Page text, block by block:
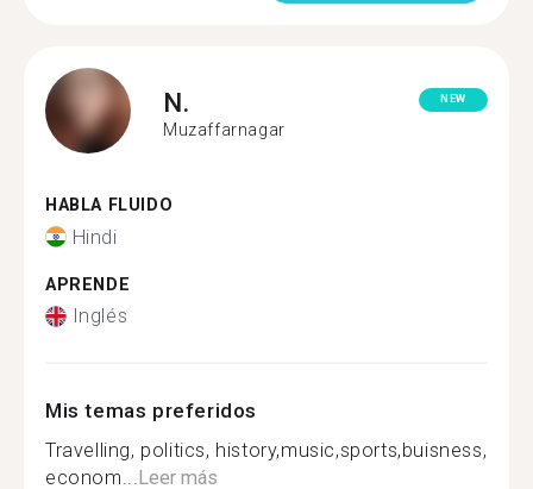
N.
Muzaffarnagar
NEW
HABLA FLUIDO
Hindi
APRENDE
Inglés
Mis temas preferidos
Travelling, politics, history,music,sports,buisness,
econom...Leer más